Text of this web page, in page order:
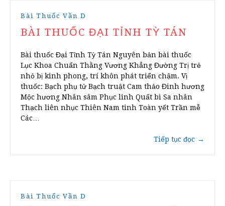
Bài Thuốc Vần D
BÀI THUỐC ĐẠI TỈNH TỲ TÁN
Bài thuốc Đại Tỉnh Tỳ Tán Nguyên bản bài thuốc
Lục Khoa Chuẩn Thằng Vương Khẳng Đường Trị trẻ
nhỏ bị kinh phong, trí khôn phát triển chậm. Vị
thuốc: Bạch phụ tử Bạch truật Cam thảo Đinh hương
Mộc hương Nhân sâm Phục linh Quất bì Sa nhân
Thạch liên nhục Thiên Nam tinh Toàn yết Trần mễ
Các…
Tiếp tục đọc →
Bài Thuốc Vần D